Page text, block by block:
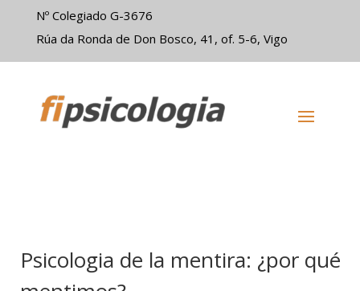
Nº Colegiado G-3676
Rúa da Ronda de Don Bosco, 41, of. 5-6, Vigo
Psicologia de la mentira: ¿por qué